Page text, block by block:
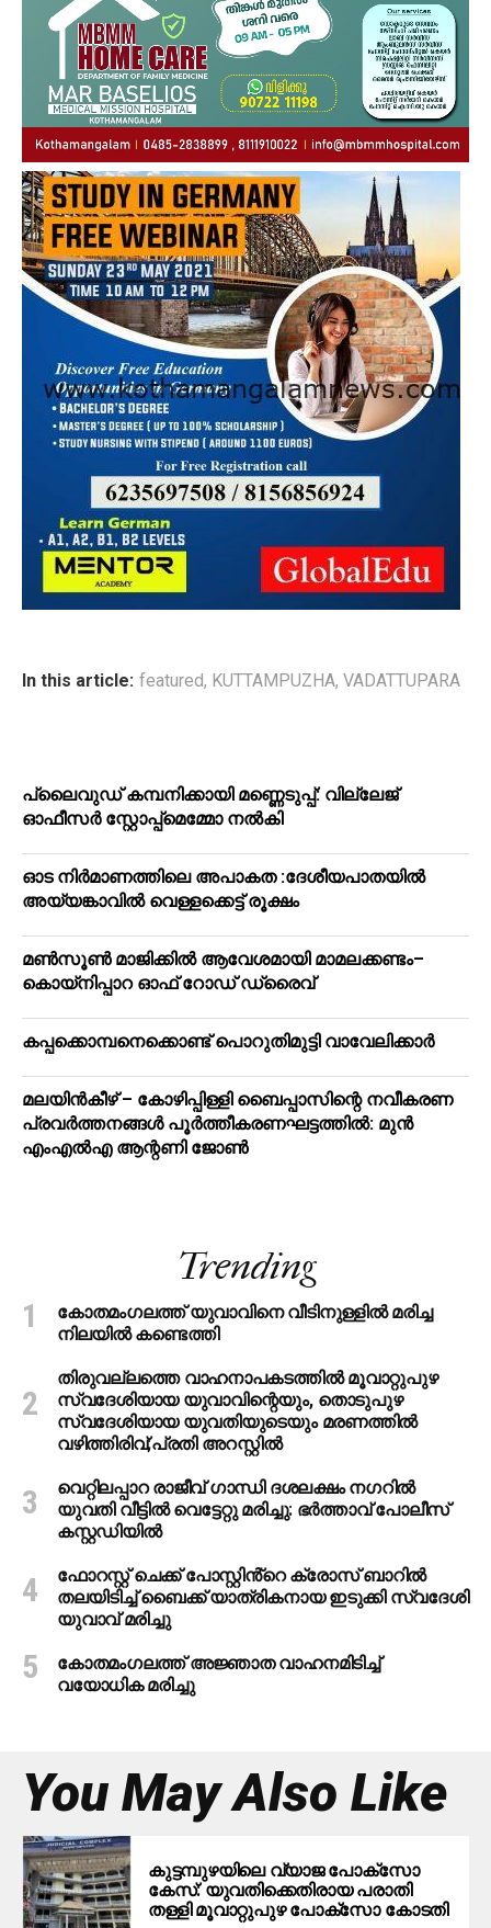
In this article: featured, KUTTAMPUZHA, VADATTUPARA
പ്ലൈവുഡ് കമ്പനിക്കായി മണ്ണെടുപ്പ്: വില്ലേജ്
ഓഫീസർ സ്റ്റോപ്പ്മെമ്മോ നൽകി
ഓട നിർമാണത്തിലെ അപാകത :ദേശീയപാതയിൽ
അയ്യങ്കാവിൽ വെള്ളക്കെട്ട് രൂക്ഷം
മൺസൂൺ മാജിക്കിൽ ആവേശമായി മാമലക്കണ്ടം–
കൊയ്‌നിപ്പാറ ഓഫ് റോഡ് ഡ്രൈവ്
കപ്പക്കൊമ്പനെക്കൊണ്ട് പൊറുതിമുട്ടി വാവേലിക്കാർ
മലയിന്‍കീഴ് – കോഴിപ്പിള്ളി ബൈപ്പാസിന്റെ നവീകരണ
പ്രവര്‍ത്തനങ്ങള്‍ പൂര്‍ത്തീകരണഘട്ടത്തില്‍: മുന്‍
എംഎല്‍എ ആന്റണി ജോണ്‍
Trending
കോതമംഗലത്ത് യുവാവിനെ വീടിനുള്ളിൽ മരിച്ച
നിലയിൽ കണ്ടെത്തി
തിരുവല്ലത്തെ വാഹനാപകടത്തില്‍ മൂവാറ്റുപുഴ
സ്വദേശിയായ യുവാവിന്റെയും, തൊടുപുഴ
സ്വദേശിയായ യുവതിയുടെയും മരണത്തില്‍
വഴിത്തിരിവ്;പ്രതി അറസ്റ്റില്‍
വെറ്റിലപ്പാറ രാജീവ് ഗാന്ധി ദശലക്ഷം നഗറിൽ
യുവതി വീട്ടിൽ വെട്ടേറ്റു മരിച്ചു: ഭർത്താവ് പോലീസ്
കസ്റ്റഡിയിൽ
ഫോറസ്റ്റ് ചെക്ക് പോസ്റ്റിൻ്റെ ക്രോസ് ബാറില്‍
തലയിടിച്ച് ബൈക്ക് യാത്രികനായ ഇടുക്കി സ്വദേശി
യുവാവ് മരിച്ചു
കോതമംഗലത്ത് അജ്ഞാത വാഹനമിടിച്ച്
വയോധിക മരിച്ചു
You May Also Like
കുട്ടമ്പുഴയിലെ വ്യാജ പോക്‌സോ
കേസ്: യുവതിക്കെതിരായ പരാതി
തള്ളി മൂവാറ്റുപുഴ പോക്‌സോ കോടതി